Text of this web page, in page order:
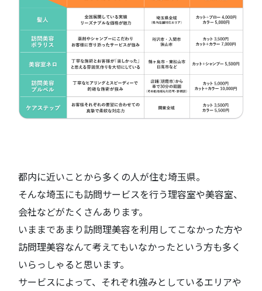
都内に近いことから多くの人が住む埼玉県。
そんな埼玉にも訪問サービスを行う理容室や美容室、
会社などがたくさんあります。
いままであまり訪問理美容を利用してこなかった方や
訪問理美容なんて考えてもいなかったという方も多く
いらっしゃると思います。
サービスによって、それぞれ強みとしているエリアや